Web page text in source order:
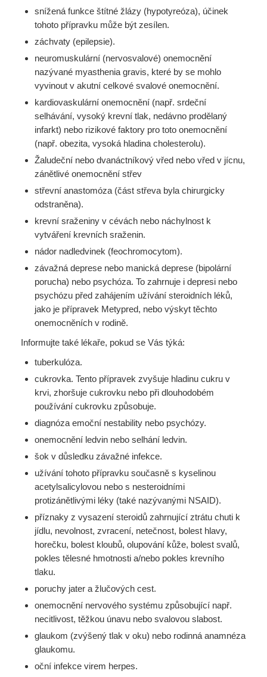
snížená funkce štítné žlázy (hypotyreóza), účinek
tohoto přípravku může být zesílen.
záchvaty (epilepsie).
neuromuskulární (nervosvalové) onemocnění
nazývané myasthenia gravis, které by se mohlo
vyvinout v akutní celkové svalové onemocnění.
kardiovaskulární onemocnění (např. srdeční
selhávání, vysoký krevní tlak, nedávno prodělaný
infarkt) nebo rizikové faktory pro toto onemocnění
(např. obezita, vysoká hladina cholesterolu).
Žaludeční nebo dvanáctníkový vřed nebo vřed v jícnu,
zánětlivé onemocnění střev
střevní anastomóza (část střeva byla chirurgicky
odstraněna).
krevní sraženiny v cévách nebo náchylnost k
vytváření krevních sraženin.
nádor nadledvinek (feochromocytom).
závažná deprese nebo manická deprese (bipolární
porucha) nebo psychóza. To zahrnuje i depresi nebo
psychózu před zahájením užívání steroidních léků,
jako je přípravek Metypred, nebo výskyt těchto
onemocněních v rodině.
Informujte také lékaře, pokud se Vás týká:
tuberkulóza.
cukrovka. Tento přípravek zvyšuje hladinu cukru v
krvi, zhoršuje cukrovku nebo při dlouhodobém
používání cukrovku způsobuje.
diagnóza emoční nestability nebo psychózy.
onemocnění ledvin nebo selhání ledvin.
šok v důsledku závažné infekce.
užívání tohoto přípravku současně s kyselinou
acetylsalicylovou nebo s nesteroidními
protizánětlivými léky (také nazývanými NSAID).
příznaky z vysazení steroidů zahrnující ztrátu chuti k
jídlu, nevolnost, zvracení, netečnost, bolest hlavy,
horečku, bolest kloubů, olupování kůže, bolest svalů,
pokles tělesné hmotnosti a/nebo pokles krevního
tlaku.
poruchy jater a žlučových cest.
onemocnění nervového systému způsobující např.
necitlivost, těžkou únavu nebo svalovou slabost.
glaukom (zvýšený tlak v oku) nebo rodinná anamnéza
glaukomu.
oční infekce virem herpes.